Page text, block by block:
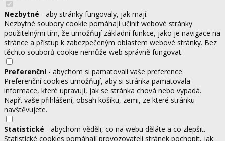
Nezbytné - aby stránky fungovaly, jak mají.
Nezbytné soubory cookie pomáhají učinit webové stránky
použitelnými tím, že umožňují základní funkce, jako je navigace na
stránce a přístup k zabezpečeným oblastem webové stránky. Bez
těchto souborů cookie nemůže web správně fungovat.
Preferenční- abychom si pamatovali vaše preference.
Preferenční cookies umožňují, aby si stránka pamatovala
informace, které upravují, jak se stránka chová nebo vypadá.
Např. vaše přihlášení, obsah košíku, zemi, ze které stránku
navštěvujete.
Statistické - abychom věděli, co na webu děláte a co zlepšit.
Statistické cookies pomáhají provozovateli stránek pochopit, jak